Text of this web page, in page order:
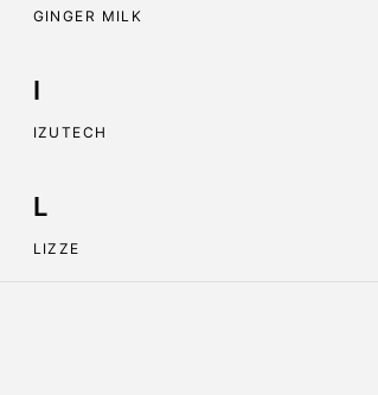
GINGER MILK
I
IZUTECH
L
LIZZE